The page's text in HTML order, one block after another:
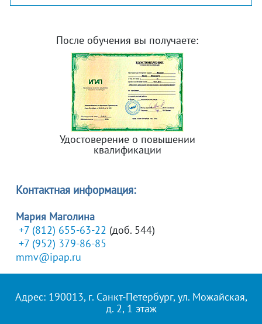
После обучения вы получаете:
Удостоверение о повышении
квалификации
Контактная информация:
Мария Маголина
+7 (812) 655-63-22 (доб. 544)
+7 (952) 379-86-85
mmv@ipap.ru
Адрес: 190013, г. Санкт-Петербург, ул. Можайская,
д. 2, 1 этаж